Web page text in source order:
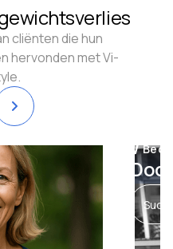
cliënten die hun
hervonden met Vi-
